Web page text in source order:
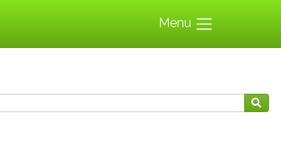
Menu